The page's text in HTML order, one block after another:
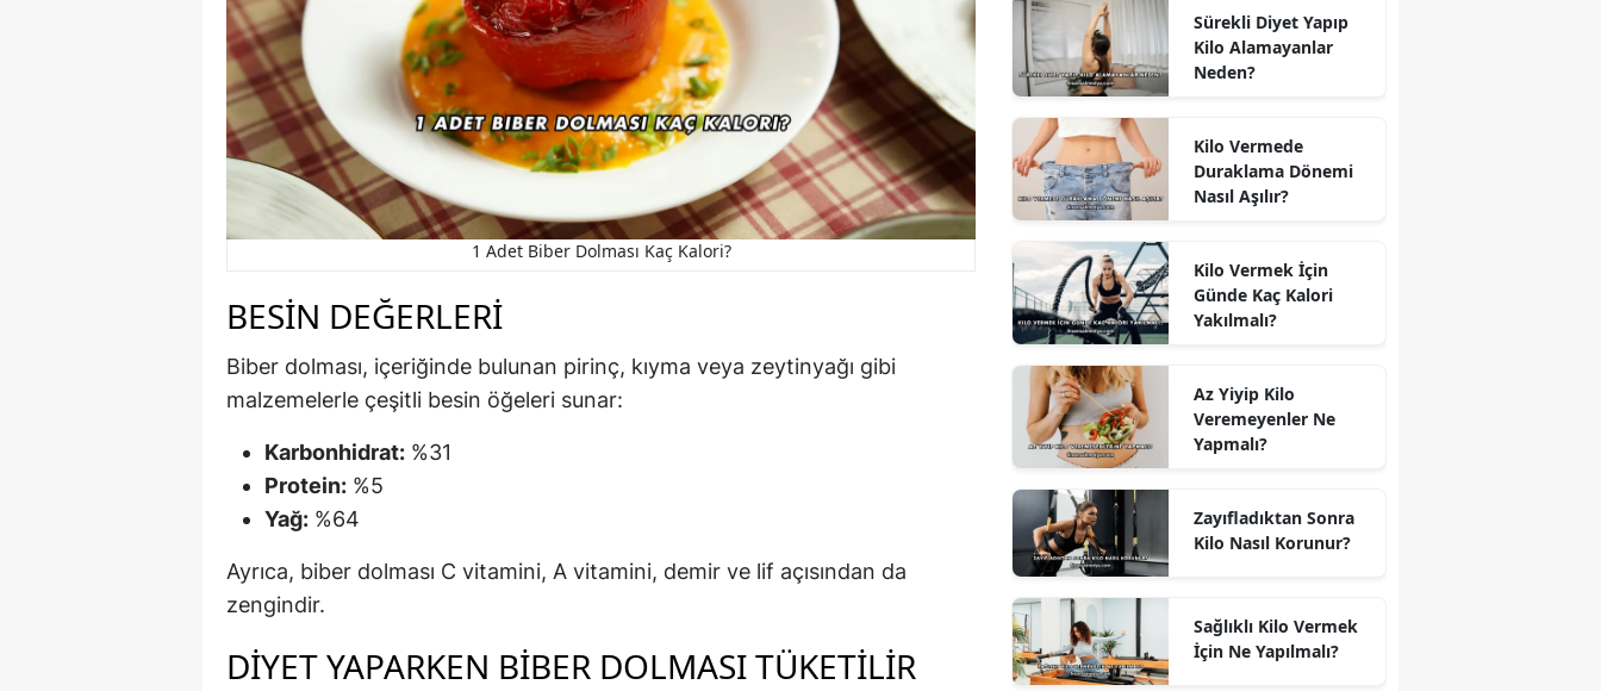
1 Adet Biber Dolması Kaç Kalori?
BESIN DEĞERLERI
Biber dolması, içeriğinde bulunan pirinç, kıyma veya zeytinyağı gibi
malzemelerle çeşitli besin öğeleri sunar:
Karbonhidrat: %31
Protein: %5
Yağ: %64 ​
Ayrıca, biber dolması C vitamini, A vitamini, demir ve lif açısından da
zengindir.
DIYET YAPARKEN BIBER DOLMASI TÜKETILIR
Sürekli Diyet Yapıp
Kilo Alamayanlar
Neden?
Kilo Vermede
Duraklama Dönemi
Nasıl Aşılır?
Kilo Vermek İçin
Günde Kaç Kalori
Yakılmalı?
Az Yiyip Kilo
Veremeyenler Ne
Yapmalı?
Zayıfladıktan Sonra
Kilo Nasıl Korunur?
Sağlıklı Kilo Vermek
İçin Ne Yapılmalı?